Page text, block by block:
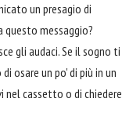
un presagio di
messaggio?
gli audaci. Se il sogno ti
osare un po' di più in un
nel cassetto o di chiedere